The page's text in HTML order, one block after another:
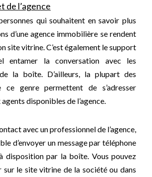
de l’agence
qui souhaitent en savoir plus
d’une agence immobilière se rendent
site vitrine. C’est également le support
entamer la conversation avec les
la boîte. D’ailleurs, la plupart des
ce genre permettent de s’adresser
disponibles de l’agence.
avec un professionnel de l’agence,
d’envoyer un message par téléphone
disposition par la boîte. Vous pouvez
sur le site vitrine de la société ou dans